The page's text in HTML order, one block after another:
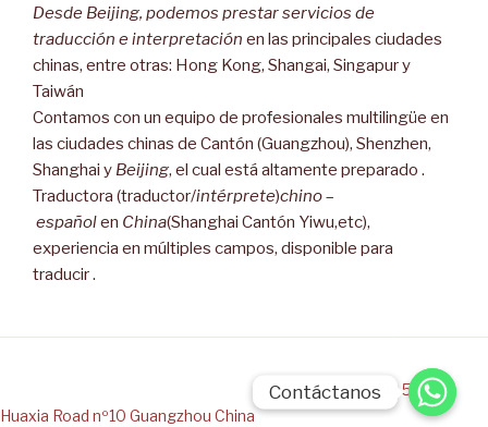
Desde Beijing, podemos prestar servicios de
traducción e interpretación en las principales ciudades
chinas, entre otras: Hong Kong, Shangai, Singapur y
Taiwán
Contamos con un equipo de profesionales multilingüe en
las ciudades chinas de Cantón (Guangzhou), Shenzhen,
Shanghai y Beijing, el cual está altamente preparado .
Traductora (traductor/intérprete)chino–
españolen China(Shanghai Cantón Yiwu,etc),
experiencia en múltiples campos, disponible para
traducir .
EN GUANGZHOU CHINAOficina 501, 5ª
Huaxia Road nº10 Guangzhou China
Contáctanos
Contáctanos